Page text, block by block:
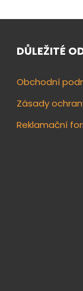
DŮLEŽITÉ
Obchodní
Zásady
Reklamační